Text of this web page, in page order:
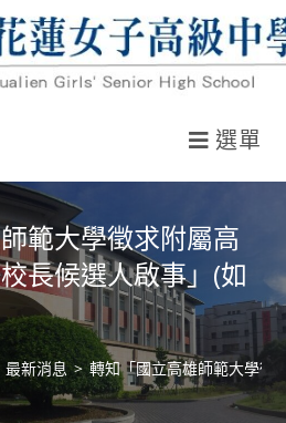
選單
範大學徵求附屬高
長候選人啟事」(如
最新消息 > 轉知「國立高雄師範大學徵